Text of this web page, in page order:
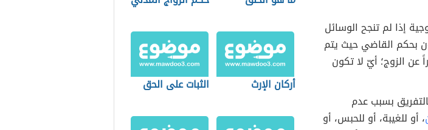
إذا لم تنجح الوسائل
بحكم القاضي حيث يتم
عن الزوج؛ أيّ لا تكون
بسبب عدم
، أو للغيبة، أو للحبس، أو
أركان الإرث الثبات على الحق